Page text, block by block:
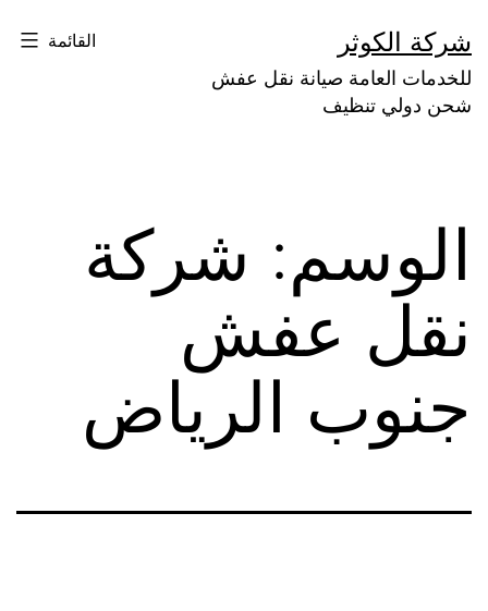
إلى
المحتوى
شركة الكوثر
للخدمات العامة صيانة نقل عفش
شحن دولي تنظيف
القائمة
الوسم: شركة
نقل عفش
جنوب الرياض